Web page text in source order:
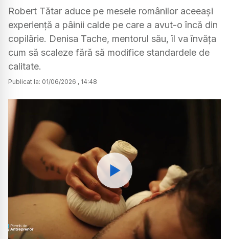
Robert Tătar aduce pe mesele românilor aceeași
experiență a pâinii calde pe care a avut-o încă din
copilărie. Denisa Tache, mentorul său, îl va învăța
cum să scaleze fără să modifice standardele de
calitate.
Publicat la: 01/06/2026 , 14:48
Watch